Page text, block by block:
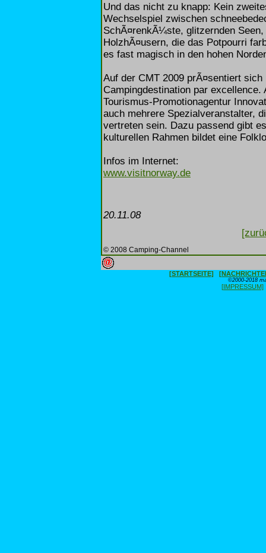
Und das nicht zu knapp: Kein
Wechselspiel zwischen
SchÃ¤renkÃ¼ste, glitzernden
HolzhÃ¤usern, die das Potpourri
es fast magisch in den hohen
Auf der CMT 2009 prÃ¤sentiert
Campingdestination par
Tourismus-Promotionagentur
auch mehrere Spezialveranstalter,
vertreten sein. Dazu passend gibt
kulturellen Rahmen bildet eine
Infos im Internet:
www.visitnorway.de
20.11.08
© 2008 Camping-Channel
[STARTSEITE]
©2000-2018
[IMPRESSUM]